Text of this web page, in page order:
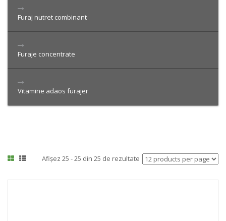
Furaj nutret combinant
Furaje concentrate
Vitamine adaos furajer
Afișez 25 - 25 din 25 de rezultate